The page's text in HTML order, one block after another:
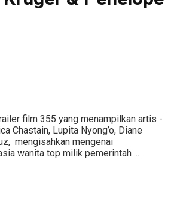
film 355 yang menampilkan artis -
Chastain, Lupita Nyong’o, Diane
mengisahkan mengenai
wanita top milik pemerintah ...